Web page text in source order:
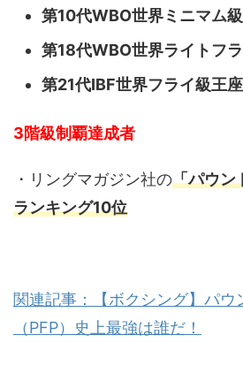
第10代WBO世界ミニマム
第18代WBO世界ライトフ
第21代IBF世界フライ級王座
3階級制覇達成者
・リングマガジン社の「パウン
ランキング10位
関連記事：【ボクシング】パウ
（PFP）史上最強は誰だ！